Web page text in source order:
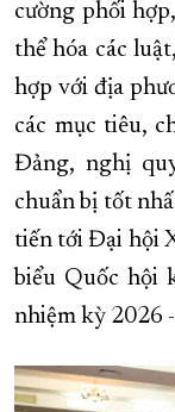
cường phối
thể hóa các
hợp với địa
các mục tiêu,
Đảng, nghị
chuẩn bị tốt
tiến tới Đại hội
biểu Quốc hội
nhiệm kỳ 2026